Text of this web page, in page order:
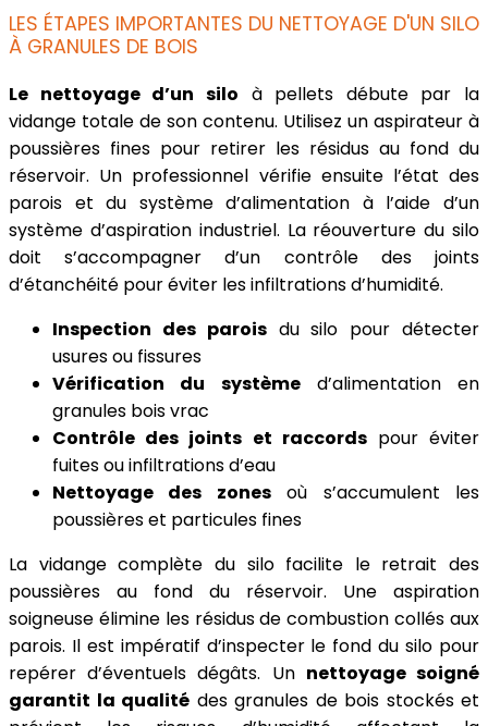
LES ÉTAPES IMPORTANTES DU NETTOYAGE D'UN SILO
À GRANULES DE BOIS
Le nettoyage d’un silo à pellets débute par la
vidange totale de son contenu. Utilisez un aspirateur à
poussières fines pour retirer les résidus au fond du
réservoir. Un professionnel vérifie ensuite l’état des
parois et du système d’alimentation à l’aide d’un
système d’aspiration industriel. La réouverture du silo
doit s’accompagner d’un contrôle des joints
d’étanchéité pour éviter les infiltrations d’humidité.
Inspection des paroisdu silo pour détecter
usures ou fissures
Vérification du systèmed’alimentation en
granules bois vrac
Contrôle des joints et raccordspour éviter
fuites ou infiltrations d’eau
Nettoyage des zonesoù s’accumulent les
poussières et particules fines
La vidange complète du silo facilite le retrait des
poussières au fond du réservoir. Une aspiration
soigneuse élimine les résidus de combustion collés aux
parois. Il est impératif d’inspecter le fond du silo pour
repérer d’éventuels dégâts. Un nettoyage soigné
garantit la qualité des granules de bois stockés et